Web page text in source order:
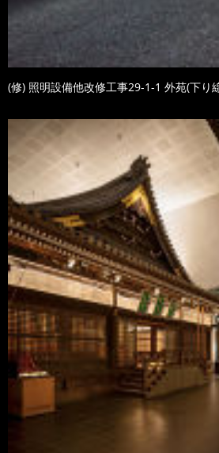
(修) 照明設備他改修工事29-1-1 外苑(下り